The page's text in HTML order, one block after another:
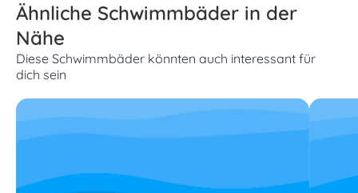
Ähnliche Schwimmbäder in der
Nähe
Diese Schwimmbäder könnten auch interessant für
dich sein